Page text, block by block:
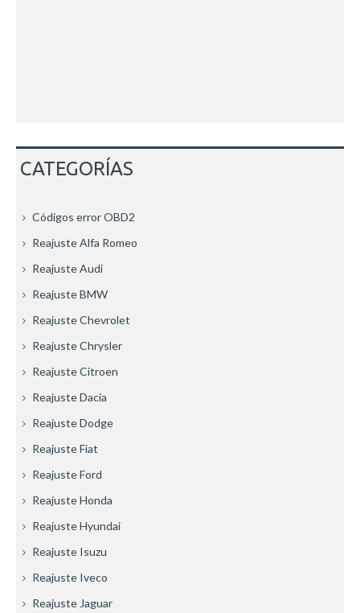
CATEGORÍAS
Códigos error OBD2
Reajuste Alfa Romeo
Reajuste Audi
Reajuste BMW
Reajuste Chevrolet
Reajuste Chrysler
Reajuste Citroen
Reajuste Dacia
Reajuste Dodge
Reajuste Fiat
Reajuste Ford
Reajuste Honda
Reajuste Hyundai
Reajuste Isuzu
Reajuste Iveco
Reajuste Jaguar